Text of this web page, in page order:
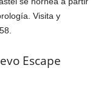
Visita y
Escape